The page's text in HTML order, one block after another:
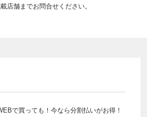
店舗までお問合せください。
で買っても！今なら分割払いがお得！